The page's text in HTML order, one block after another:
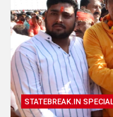
STATEBREAK.IN